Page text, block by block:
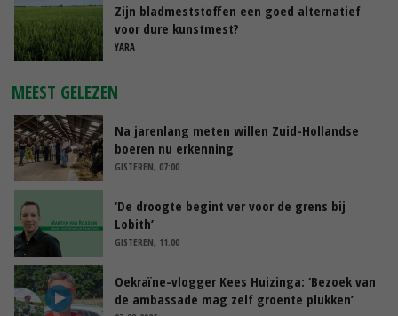
Zijn bladmeststoffen een goed alternatief
voor dure kunstmest?
YARA
MEEST GELEZEN
Na jarenlang meten willen Zuid-Hollandse
boeren nu erkenning
GISTEREN, 07:00
‘De droogte begint ver voor de grens bij
Lobith’
GISTEREN, 11:00
Oekraïne-vlogger Kees Huizinga: ‘Bezoek van
de ambassade mag zelf groente plukken’